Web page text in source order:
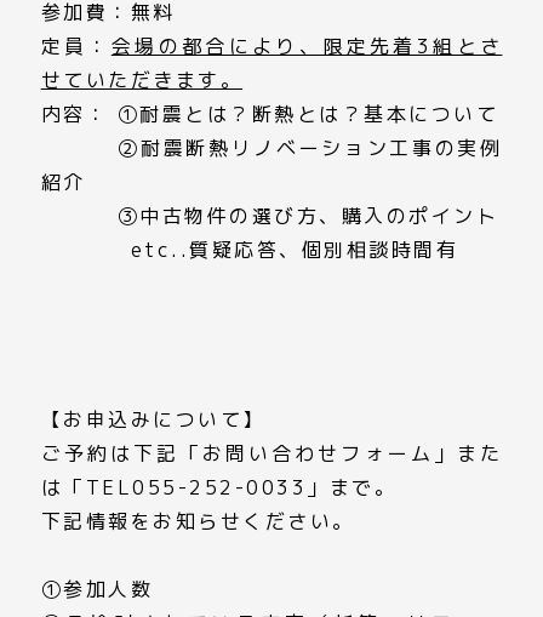
参加費：無料
定員： 会場の都合により、限定先着3組とさ
せていただきます。
内容： ➀耐震とは？断熱とは？基本について
➁耐震断熱リノベーション工事の実例
紹介
③中古物件の選び方、購入のポイント
etc..質疑応答、個別相談時間有
【お申込みについて】
ご予約は下記「お問い合わせフォーム」また
は「TEL055-252-0033」まで。
下記情報をお知らせください。
➀参加人数